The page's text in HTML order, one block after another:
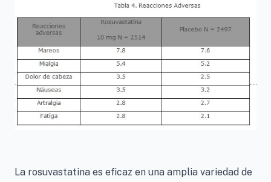
La rosuvastatina es eficaz en una amplia variedad de